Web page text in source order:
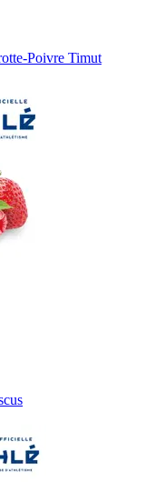
Poivre Timut